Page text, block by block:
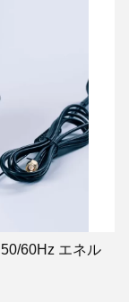
60Hz エネル